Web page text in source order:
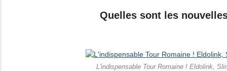
Quelles sont les
L'indispensable Tour Romaine ! Eldolink,